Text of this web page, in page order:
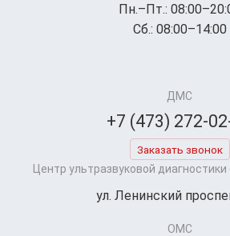
Пн.–Пт.:
Сб.: 08:00–14:00
ДМС
+7 (473) 272-
Заказать звонок
Центр ультразвуковой
ул. Ленинский
ОМС